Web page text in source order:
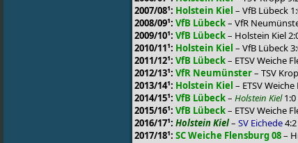
2007/08¹: Holstein Kiel – VfB Lübeck
2008/09¹: VfB Lübeck– VfR
2009/10¹: VfB Lübeck– Holstein Kiel
2010/11¹: Holstein Kiel – VfB Lübeck
2011/12¹: VfB Lübeck– ETSV Weiche
2012/13¹: VfR Neumünster– TSV
2013/14¹: Holstein Kiel – ETSV
2014/15¹: VfB Lübeck– Holstein Kiel1:0
2015/16¹: VfB Lübeck– ETSV Weiche
2016/17¹: Holstein Kiel– SV Eichede4:2
2017/18¹: SC Weiche Flensburg 08–